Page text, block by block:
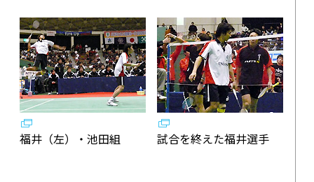
福井（左）・池田組 試合を終えた福井選手